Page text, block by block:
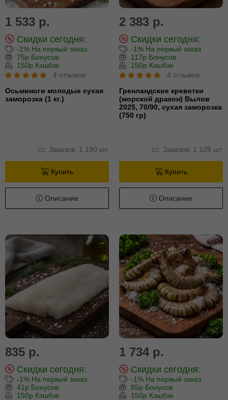
1 533 р.
Скидки сегодня:
-1% На первый заказ
75р Бонусов
150р Кэшбэк
4 отзывов
Осьминоги молодые сухая
заморозка (1 кг.)
Заказов: 1 190 шт.
Купить
Описание
2 383 р.
Скидки сегодня:
-1% На первый заказ
117р Бонусов
150р Кэшбэк
4 отзывов
Гренландские креветки
(морской дракон) Вылов
2025, 70/90, сухая заморозка
(750 гр)
Заказов: 1 128 шт.
Купить
Описание
835 р.
Скидки сегодня:
-1% На первый заказ
41р Бонусов
150р Кэшбэк
1 734 р.
Скидки сегодня:
-1% На первый заказ
85р Бонусов
150р Кэшбэк